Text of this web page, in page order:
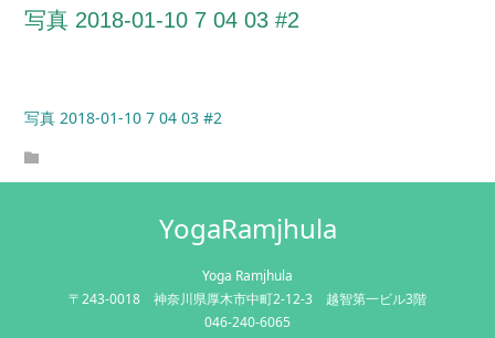
写真 2018-01-10 7 04 03 #2
写真 2018-01-10 7 04 03 #2
YogaRamjhula
Yoga Ramjhula
〒243-0018 神奈川県厚木市中町2-12-3 越智第一ビル3階
046-240-6065